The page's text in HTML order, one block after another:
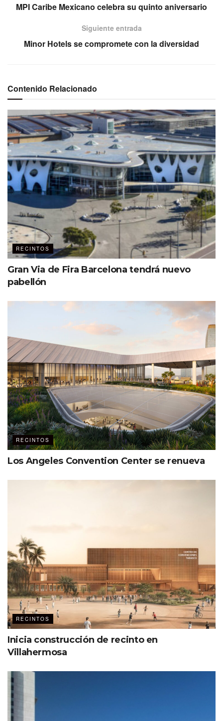
MPI Caribe Mexicano celebra su quinto aniversario
Siguiente entrada
Minor Hotels se compromete con la diversidad
Contenido Relacionado
RECINTOS
Gran Via de Fira Barcelona tendrá nuevo
pabellón
RECINTOS
Los Angeles Convention Center se renueva
RECINTOS
Inicia construcción de recinto en
Villahermosa